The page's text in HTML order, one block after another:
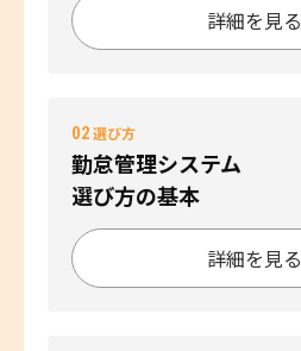
詳細を見る
02選び方
勤怠管理システム
選び方の基本
詳細を見る